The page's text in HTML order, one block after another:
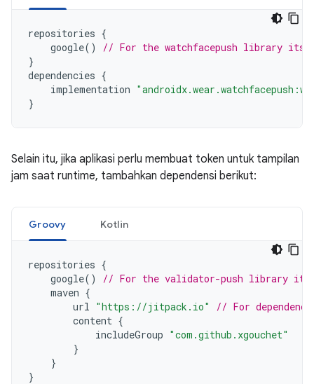
repositories {
google()
// For the watchfacepush library
}
dependencies {
implementation
}
Selain itu, jika aplikasi perlu membuat token untuk tampilan
jam saat runtime, tambahkan dependensi berikut:
Groovy Kotlin
repositories {
google()
// For the validator-push library
maven {
url "https://jitpack.io"
// For
content {
includeGroup "com.github.xgouchet"
}
}
}